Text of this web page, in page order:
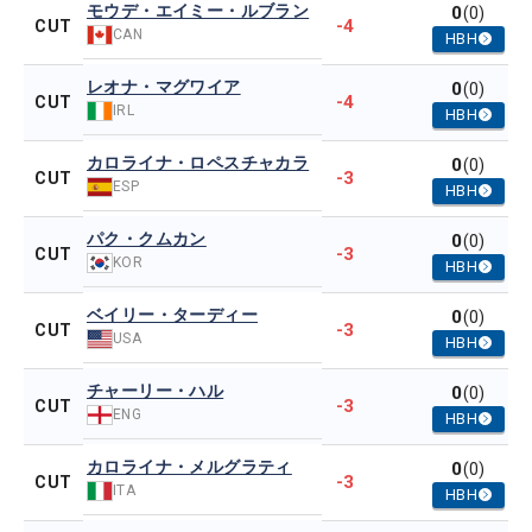
CUT
モウデ・エイミー・ルブラン
CAN -4
0(0)
HBH
CUT
レオナ・マグワイア
IRL -4
0(0)
HBH
CUT
カロライナ・ロペスチャカラ
ESP -3
0(0)
HBH
CUT
パク・クムカン
KOR -3
0(0)
HBH
CUT
ベイリー・ターディー
USA -3
0(0)
HBH
CUT
チャーリー・ハル
ENG -3
0(0)
HBH
CUT
カロライナ・メルグラティ
ITA -3
0(0)
HBH